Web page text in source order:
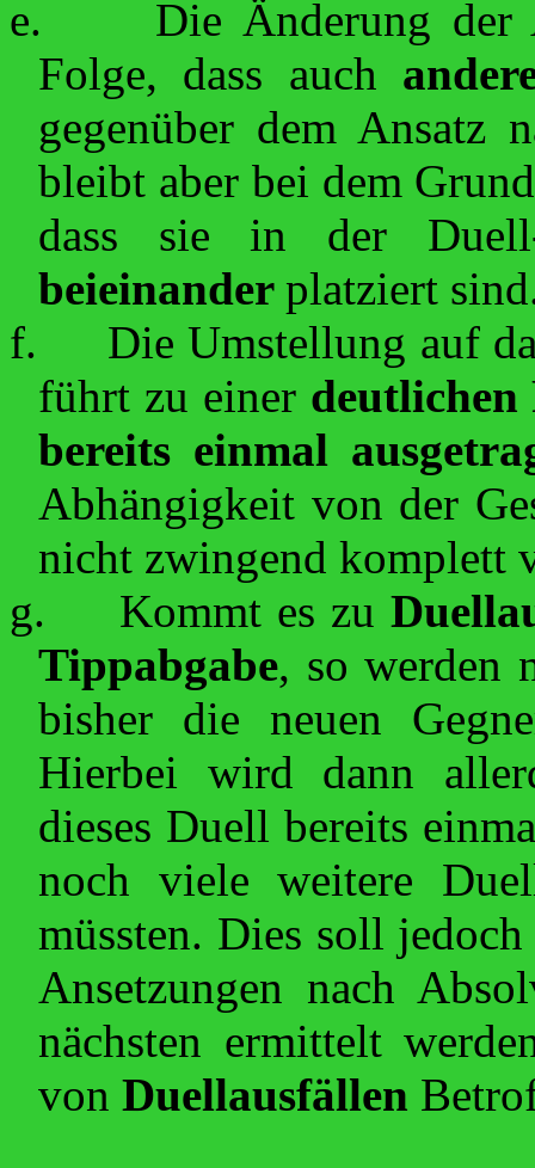
e.
Die Änderung der
Folge, dass auch
gegenüber dem Ansatz
bleibt aber bei dem
dass sie in der
beieinander platziert
f.
Die Umstellung auf
führt zu einer deutlichen
bereits einmal
Abhängigkeit von der
nicht zwingend komplett
g.
Kommt es zu
Tippabgabe, so werden
bisher die neuen
Hierbei wird dann
dieses Duell bereits
noch viele weitere
müssten. Dies soll
Ansetzungen nach
nächsten ermittelt
von Duellausfällen